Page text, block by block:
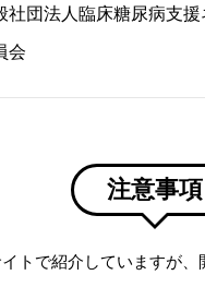
社団法人臨床糖尿病支
会
注意事項
トで紹介していますが